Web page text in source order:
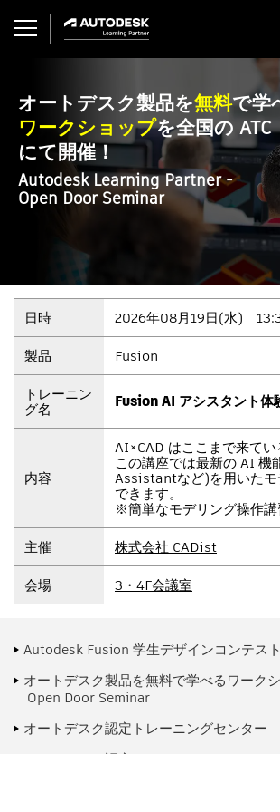
オートデスク製品を無料で学
ワークショップを全国の ATC
にて開催！
Autodesk Learning Partner -
Open Door Seminar
日時
2026年08月19日(水)
製品
Fusion
トレーニン
グ名
Fusion AI アシスタント
内容
AI×CAD はここまで来てい
この講座では最新の AI
Assistantなど)を用いたモ
できます。
※簡単なモデリング操作講
主催
株式会社 CADist
会場
3・4F会議室